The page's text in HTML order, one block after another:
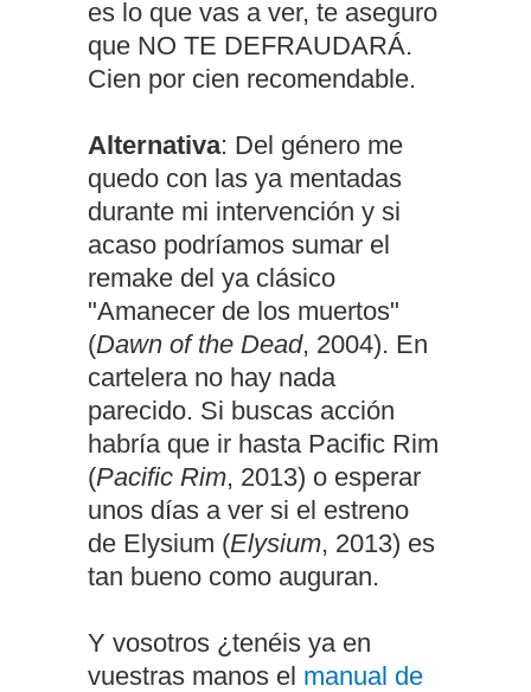
es lo que vas a ver, te aseguro
que NO TE DEFRAUDARÁ.
Cien por cien recomendable.
Alternativa: Del género me
quedo con las ya mentadas
durante mi intervención y si
acaso podríamos sumar el
remake del ya clásico
"Amanecer de los muertos"
(Dawn of the Dead, 2004). En
cartelera no hay nada
parecido. Si buscas acción
habría que ir hasta Pacific Rim
(Pacific Rim, 2013) o esperar
unos días a ver si el estreno
de Elysium (Elysium, 2013) es
tan bueno como auguran.
Y vosotros ¿tenéis ya en
vuestras manos el manual de